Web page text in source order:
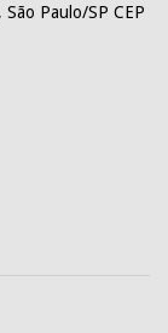
Paulo/SP CEP